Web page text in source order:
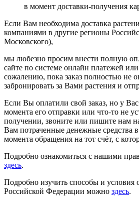
в момент доставки-получения
Если Вам необходима доставка
компаниями в другие регионы
Московского),
мы любезно просим внести полную
сайте по системе онлайн платежей
сожалению, пока заказ полностью не
забронировать за Вами растения и
Если Вы оплатили свой заказ, но у
момента его отправки или что-то не
получении, звоните или пишите нам
Вам потраченные денежные средства
момента обращения на тот счёт, с
Подробно ознакомиться с нашими
здесь.
Подробно изучить способы и условия
Российской Федерации можно здесь.